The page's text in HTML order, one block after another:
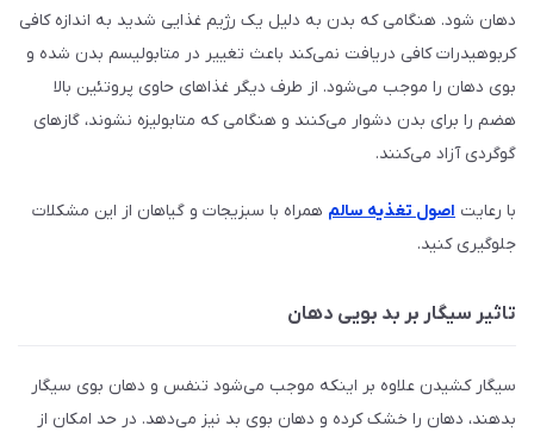
دهان شود. هنگامی که بدن به دلیل یک رژیم غذایی شدید به اندازه کافی
کربوهیدرات کافی دریافت نمی‌کند باعث تغییر در متابولیسم بدن شده و
بوی دهان را موجب می‌شود. از طرف دیگر غذاهای حاوی پروتئین بالا
هضم را برای بدن دشوار می‌کنند و هنگامی که متابولیزه نشوند، گازهای
گوگردی آزاد می‌کنند.
با رعایت اصول تغذیه سالم همراه با سبزیجات و گیاهان از این مشکلات
جلوگیری کنید.
تاثیر سیگار بر بد بویی دهان
سیگار کشیدن علاوه بر اینکه موجب می‌شود تنفس و دهان بوی سیگار
بدهند، دهان را خشک کرده و دهان بوی بد نیز می‌دهد. در حد امکان از